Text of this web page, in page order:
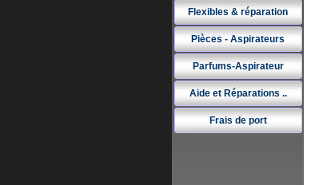
Flexibles & réparation
Pièces - Aspirateurs
Parfums-Aspirateur
Aide et Réparations ..
Frais de port